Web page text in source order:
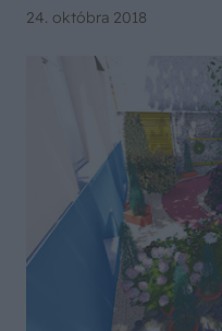
24. októbra 2018